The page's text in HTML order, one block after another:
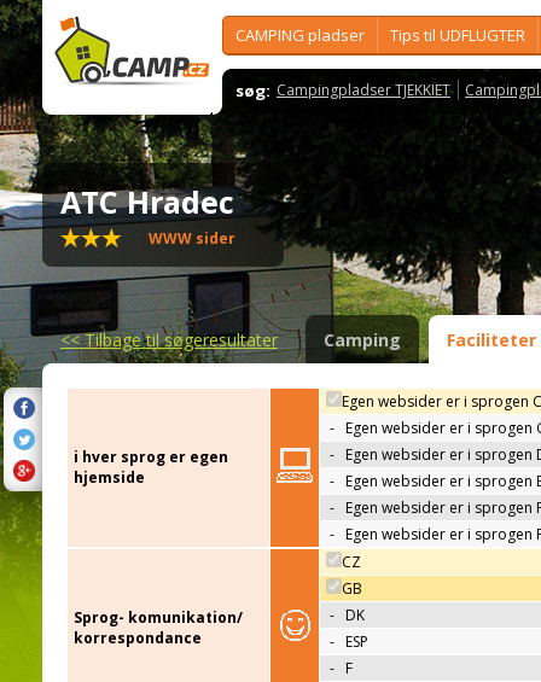
CAMPING pladser Tips til UDFLUGTER
søg: Campingpladser TJEKKIET
ATC Hradec
WWW sider
<<Tilbage til søgeresultater Camping Faciliteter
i hver sprog er egen
hjemside
Egen websider er i sprogen
- Egen websider er i sprogen
- Egen websider er i sprogen
- Egen websider er i sprogen
- Egen websider er i sprogen
- Egen websider er i sprogen
Sprog- komunikation/
korrespondance
CZ
GB
- DK
- ESP
- F